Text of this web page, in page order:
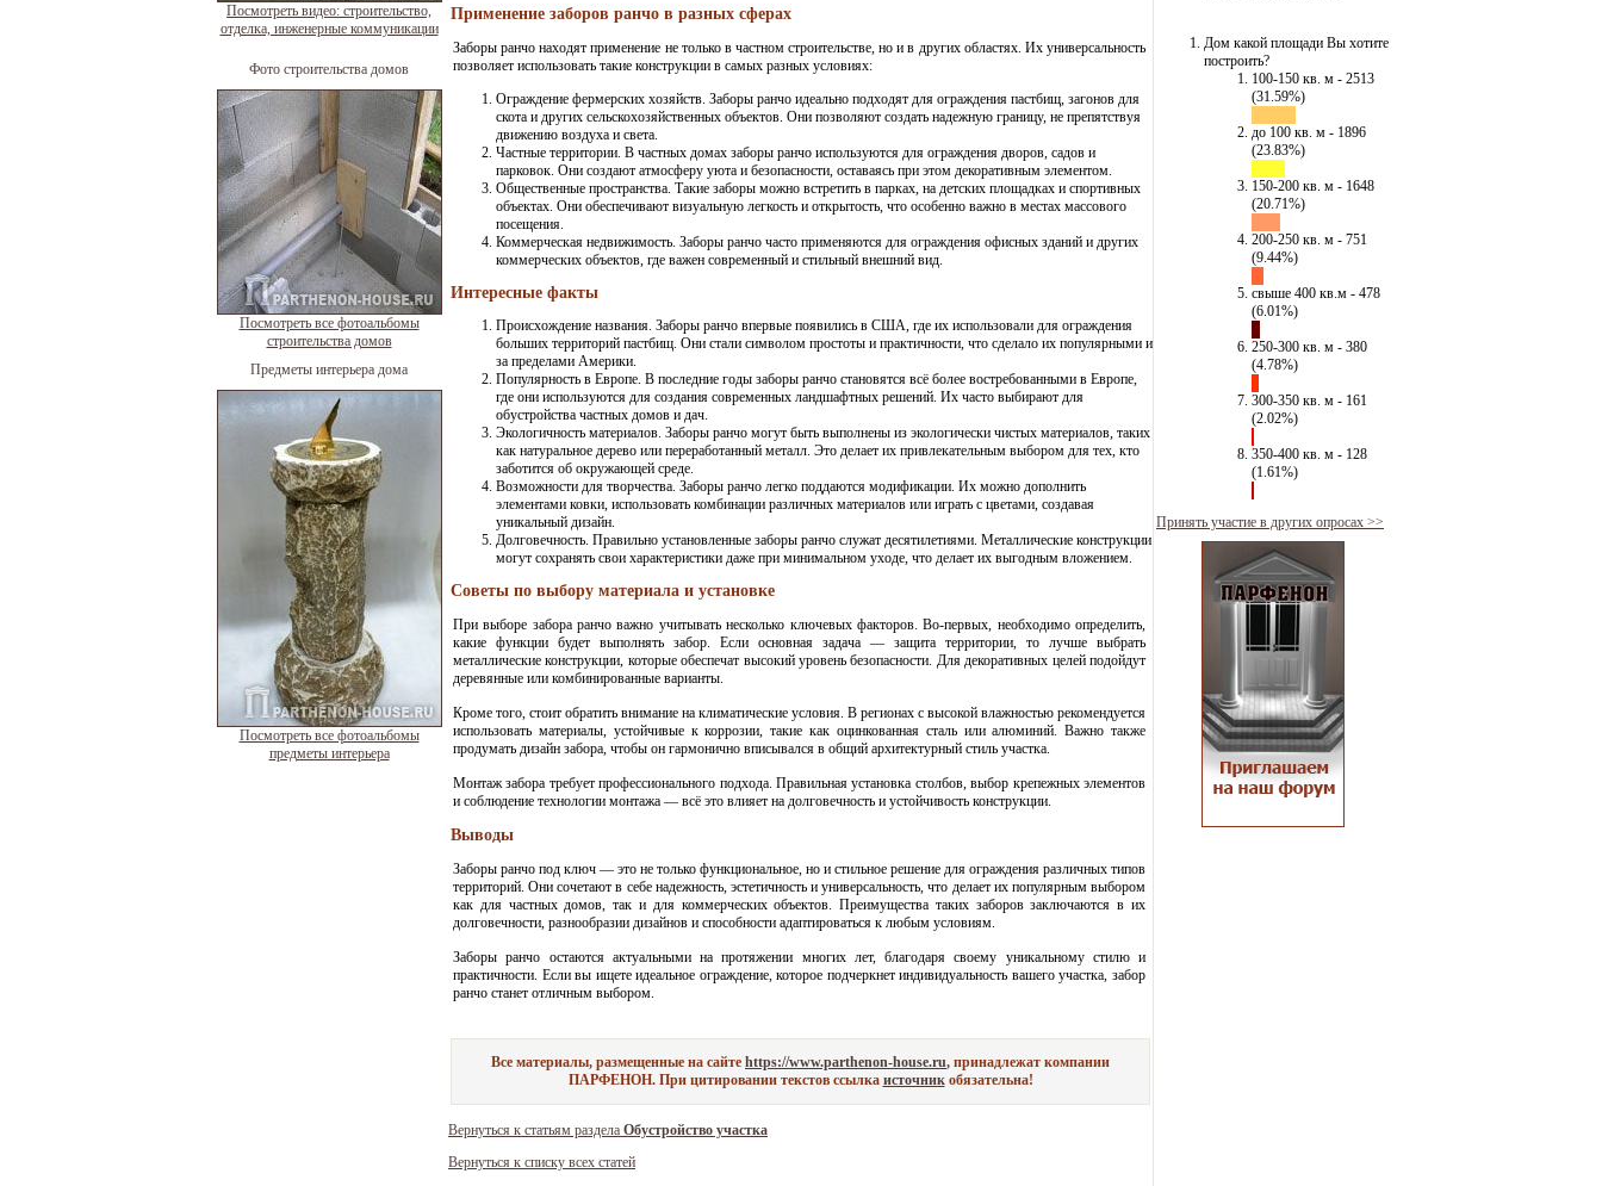
Посмотреть видео: строительство,
отделка, инженерные коммуникации
Фото строительства домов
Посмотреть все фотоальбомы
строительства домов
Предметы интерьера дома
Посмотреть все фотоальбомы
предметы интерьера
Применение заборов ранчо в разных сферах
Заборы ранчо находят применение не только в частном строительстве, но и в других областях. Их универсальность
позволяет использовать такие конструкции в самых разных условиях:
Ограждение фермерских хозяйств. Заборы ранчо идеально подходят для ограждения пастбищ, загонов для
скота и других сельскохозяйственных объектов. Они позволяют создать надежную границу, не препятствуя
движению воздуха и света.
Частные территории. В частных домах заборы ранчо используются для ограждения дворов, садов и
парковок. Они создают атмосферу уюта и безопасности, оставаясь при этом декоративным элементом.
Общественные пространства. Такие заборы можно встретить в парках, на детских площадках и спортивных
объектах. Они обеспечивают визуальную легкость и открытость, что особенно важно в местах массового
посещения.
Коммерческая недвижимость. Заборы ранчо часто применяются для ограждения офисных зданий и других
коммерческих объектов, где важен современный и стильный внешний вид.
Интересные факты
Происхождение названия. Заборы ранчо впервые появились в США, где их использовали для ограждения
больших территорий пастбищ. Они стали символом простоты и практичности, что сделало их популярными и
за пределами Америки.
Популярность в Европе. В последние годы заборы ранчо становятся всё более востребованными в Европе,
где они используются для создания современных ландшафтных решений. Их часто выбирают для
обустройства частных домов и дач.
Экологичность материалов. Заборы ранчо могут быть выполнены из экологически чистых материалов, таких
как натуральное дерево или переработанный металл. Это делает их привлекательным выбором для тех, кто
заботится об окружающей среде.
Возможности для творчества. Заборы ранчо легко поддаются модификации. Их можно дополнить
элементами ковки, использовать комбинации различных материалов или играть с цветами, создавая
уникальный дизайн.
Долговечность. Правильно установленные заборы ранчо служат десятилетиями. Металлические конструкции
могут сохранять свои характеристики даже при минимальном уходе, что делает их выгодным вложением.
Советы по выбору материала и установке
При выборе забора ранчо важно учитывать несколько ключевых факторов. Во-первых, необходимо определить,
какие функции будет выполнять забор. Если основная задача — защита территории, то лучше выбрать
металлические конструкции, которые обеспечат высокий уровень безопасности. Для декоративных целей подойдут
деревянные или комбинированные варианты.
Кроме того, стоит обратить внимание на климатические условия. В регионах с высокой влажностью рекомендуется
использовать материалы, устойчивые к коррозии, такие как оцинкованная сталь или алюминий. Важно также
продумать дизайн забора, чтобы он гармонично вписывался в общий архитектурный стиль участка.
Монтаж забора требует профессионального подхода. Правильная установка столбов, выбор крепежных элементов
и соблюдение технологии монтажа — всё это влияет на долговечность и устойчивость конструкции.
Выводы
Заборы ранчо под ключ — это не только функциональное, но и стильное решение для ограждения различных типов
территорий. Они сочетают в себе надежность, эстетичность и универсальность, что делает их популярным выбором
как для частных домов, так и для коммерческих объектов. Преимущества таких заборов заключаются в их
долговечности, разнообразии дизайнов и способности адаптироваться к любым условиям.
Заборы ранчо остаются актуальными на протяжении многих лет, благодаря своему уникальному стилю и
практичности. Если вы ищете идеальное ограждение, которое подчеркнет индивидуальность вашего участка, забор
ранчо станет отличным выбором.
Все материалы, размещенные на сайте https://www.parthenon-house.ru, принадлежат компании
ПАРФЕНОН. При цитировании текстов ссылка источникобязательна!
Вернуться к статьям раздела Обустройство участка
Вернуться к списку всех статей
Дом какой площади Вы хотите
построить?
100-150 кв. м - 2513
(31.59%)
до 100 кв. м - 1896
(23.83%)
150-200 кв. м - 1648
(20.71%)
200-250 кв. м - 751
(9.44%)
свыше 400 кв.м - 478
(6.01%)
250-300 кв. м - 380
(4.78%)
300-350 кв. м - 161
(2.02%)
350-400 кв. м - 128
(1.61%)
Принять участие в других опросах >>